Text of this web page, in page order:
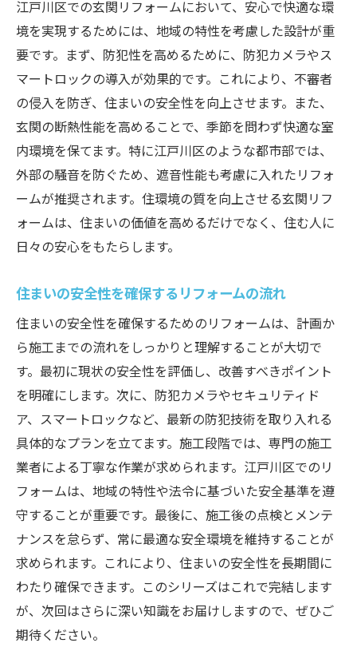
必要性
地域の安全を守るためのリフォーム事例
住環境の質を高める防犯対策の重要性
スマートロックで安心をプラスする江戸川区の
玄関
最新のスマートロックシステムの特徴と利
点
江戸川区でのスマートロック導入事例
防犯対策としてのスマートロックの選び方
安心感を与えるハイテク玄関の作り方
化
江戸川区でのスマートロック活用の可能性
江戸川区での玄関リフォームにおいて、安心で快適な環
境を実現するためには、地域の特性を考慮した設計が重
要です。まず、防犯性を高めるために、防犯カメラやス
マートロックの導入が効果的です。これにより、不審者
の侵入を防ぎ、住まいの安全性を向上させます。また、
玄関の断熱性能を高めることで、季節を問わず快適な室
内環境を保てます。特に江戸川区のような都市部では、
外部の騒音を防ぐため、遮音性能も考慮に入れたリフォ
ームが推奨されます。住環境の質を向上させる玄関リフ
ォームは、住まいの価値を高めるだけでなく、住む人に
日々の安心をもたらします。
住まいの安全性を確保するリフォームの流れ
住まいの安全性を確保するためのリフォームは、計画か
ら施工までの流れをしっかりと理解することが大切で
す。最初に現状の安全性を評価し、改善すべきポイント
を明確にします。次に、防犯カメラやセキュリティド
ア、スマートロックなど、最新の防犯技術を取り入れる
具体的なプランを立てます。施工段階では、専門の施工
業者による丁寧な作業が求められます。江戸川区でのリ
フォームは、地域の特性や法令に基づいた安全基準を遵
守することが重要です。最後に、施工後の点検とメンテ
ナンスを怠らず、常に最適な安全環境を維持することが
求められます。これにより、住まいの安全性を長期間に
わたり確保できます。このシリーズはこれで完結します
が、次回はさらに深い知識をお届けしますので、ぜひご
期待ください。